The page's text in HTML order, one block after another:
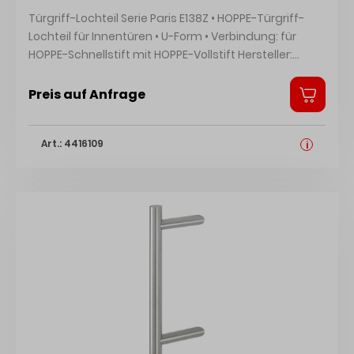
Türgriff-Lochteil Serie Paris E138Z • HOPPE-Türgriff-
Lochteil für Innentüren • U-Form • Verbindung: für
HOPPE-Schnellstift mit HOPPE-Vollstift Hersteller:
Stadtallendorf, DE, +4964289320, info@hoppe.com
Preis auf Anfrage
Art.: 4416109 i